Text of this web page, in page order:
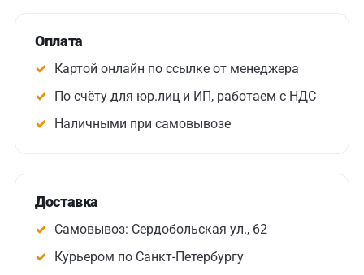
Оплата
Картой онлайн по ссылке от менеджера
По счёту для юр.лиц и ИП, работаем с НДС
Наличными при самовывозе
Доставка
Самовывоз: Сердобольская ул., 62
Курьером по Санкт-Петербургу